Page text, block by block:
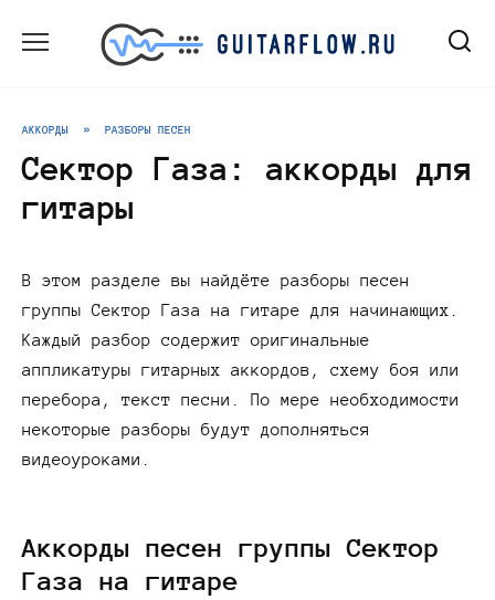
АККОРДЫ » РАЗБОРЫ ПЕСЕН
Сектор Газа: аккорды для
гитары
В этом разделе вы найдёте разборы песен
группы Сектор Газа на гитаре для начинающих.
Каждый разбор содержит оригинальные
аппликатуры гитарных аккордов, схему боя или
перебора, текст песни. По мере необходимости
некоторые разборы будут дополняться
видеоуроками.
Аккорды песен группы Сектор
Газа на гитаре